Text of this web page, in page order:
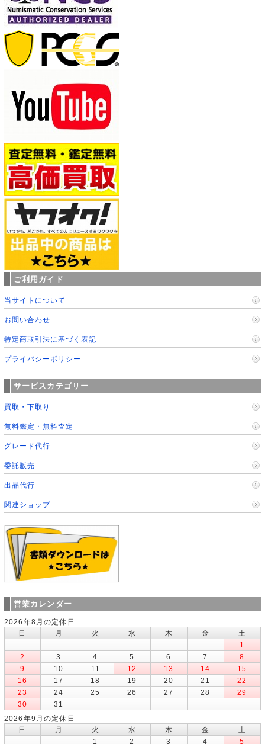
ご利用ガイド
当サイトについて
お問い合わせ
特定商取引法に基づく表記
プライバシーポリシー
サービスカテゴリー
買取・下取り
無料鑑定・無料査定
グレード代行
委託販売
出品代行
関連ショップ
営業カレンダー
2026年8月の定休日
日
月 火 水 木 金
土
1
2
3 4 5 6 7
8
9
10 11 12 13 14
15
16
17 18 19 20 21
22
23
24 25 26 27 28
29
30
31
2026年9月の定休日
日
月 火 水 木 金
土
1
2 3 4
5